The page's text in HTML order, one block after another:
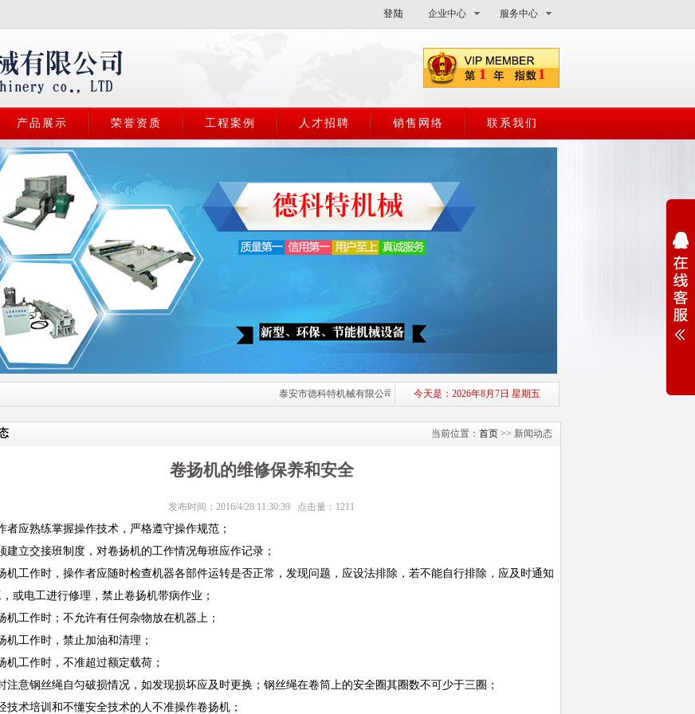
登陆 企业中心 服务中心
1 1
产品展示 荣誉资质 工程案例 人才招聘 销售网络 联系我们
泰安市德科特机械有限公司主要生产新型、环保、节能液压多斗挖掘机等机械设备，采用国内最
今天是： 2026年8月7日 星期五
当前位置： 首页>> 新闻动态
卷扬机的维修保养和安全
发布时间：2016/4/28 11:30:39 点击量：1211
者应熟练掌握操作技术，严格遵守操作规范；
建立交接班制度，对卷扬机的工作情况每班应作记录；
机工作时，操作者应随时检查机器各部件运转是否正常，发现问题，应设法排除，若不能自行排除，应及时通知
或电工进行修理，禁止卷扬机带病作业；
机工作时；不允许有任何杂物放在机器上；
机工作时，禁止加油和清理；
机工作时，不准超过额定载荷；
注意钢丝绳自匀破损情况，如发现损坏应及时更换；钢丝绳在卷筒上的安全圈其圈数不可少于三圈；
技术培训和不懂安全技术的人不准操作卷扬机；